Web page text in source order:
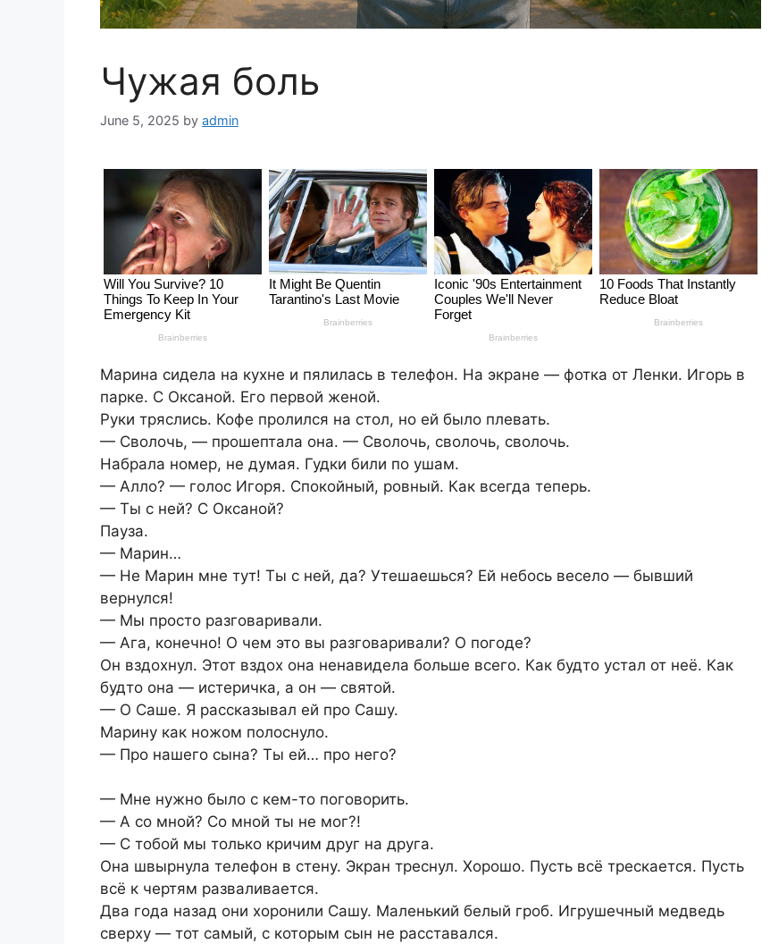
Чужая боль
June 5, 2025 by admin
Марина сидела на кухне и пялилась в телефон. На экране — фотка от Ленки. Игорь в
парке. С Оксаной. Его первой женой.
Руки тряслись. Кофе пролился на стол, но ей было плевать.
— Сволочь, — прошептала она. — Сволочь, сволочь, сволочь.
Набрала номер, не думая. Гудки били по ушам.
— Алло? — голос Игоря. Спокойный, ровный. Как всегда теперь.
— Ты с ней? С Оксаной?
Пауза.
— Марин…
— Не Марин мне тут! Ты с ней, да? Утешаешься? Ей небось весело — бывший
вернулся!
— Мы просто разговаривали.
— Ага, конечно! О чем это вы разговаривали? О погоде?
Он вздохнул. Этот вздох она ненавидела больше всего. Как будто устал от неё. Как
будто она — истеричка, а он — святой.
— О Саше. Я рассказывал ей про Сашу.
Марину как ножом полоснуло.
— Про нашего сына? Ты ей… про него?
— Мне нужно было с кем-то поговорить.
— А со мной? Со мной ты не мог?!
— С тобой мы только кричим друг на друга.
Она швырнула телефон в стену. Экран треснул. Хорошо. Пусть всё трескается. Пусть
всё к чертям разваливается.
Два года назад они хоронили Сашу. Маленький белый гроб. Игрушечный медведь
сверху — тот самый, с которым сын не расставался.